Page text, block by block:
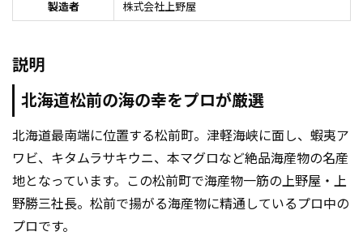
製造者 株式会社上野屋
説明
北海道松前の海の幸をプロが厳選
北海道最南端に位置する松前町。津軽海峡に面し、蝦夷ア
ワビ、キタムラサキウニ、本マグロなど絶品海産物の名産
地となっています。この松前町で海産物一筋の上野屋・上
野勝三社長。松前で揚がる海産物に精通しているプロ中の
プロです。